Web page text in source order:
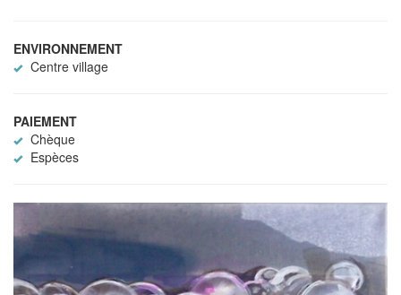
ENVIRONNEMENT
Centre village
PAIEMENT
Chèque
Espèces